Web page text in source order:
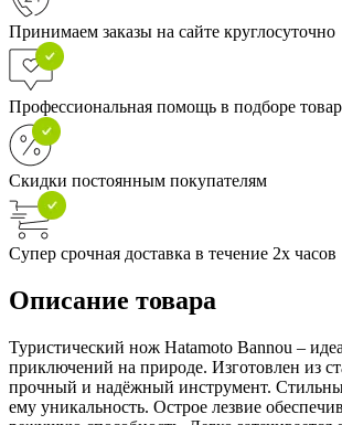
Принимаем заказы на сайте круглосуточно
Профессиональная помощь в подборе
Скидки постоянным покупателям
Супер срочная доставка в течение 2х часов
Описание товара
Туристический нож Hatamoto Bannou –
приключений на природе. Изготовлен из
прочный и надёжный инструмент.
ему уникальность. Острое лезвие